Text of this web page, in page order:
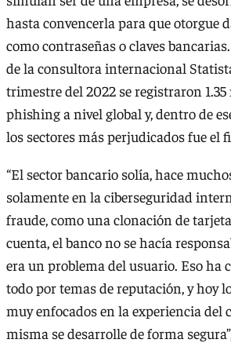
hasta convencerla para que otorgue
como contraseñas o claves
de la consultora internacional
trimestre del 2022 se registraron
phishing a nivel global y, dentro de
los sectores más perjudicados fue el
“El sector bancario solía, hace
solamente en la ciberseguridad
fraude, como una clonación de
cuenta, el banco no se hacía
era un problema del usuario. Eso ha
todo por temas de reputación, y hoy
muy enfocados en la experiencia del
misma se desarrolle de forma